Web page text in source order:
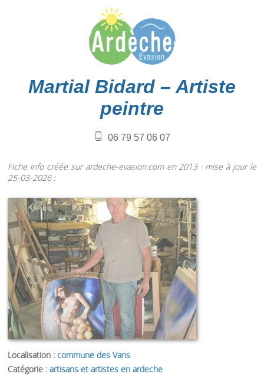
Martial Bidard – Artiste
peintre
06 79 57 06 07
Fiche info créée sur ardeche-evasion.com en 2013 · mise à jour le
25-03-2026 :
Localisation : commune des Vans
Catégorie : artisans et artistes en ardeche